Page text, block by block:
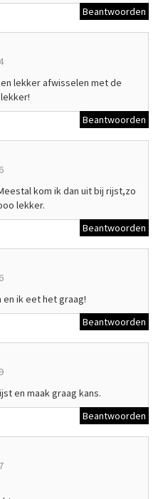
Beantwoorden
lekker afwisselen met de
Beantwoorden
kom ik dan uit bij rijst,zo
lekker.
Beantwoorden
ik eet het graag!
Beantwoorden
en maak graag kans.
Beantwoorden